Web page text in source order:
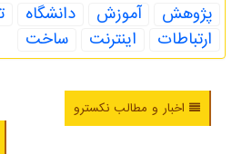
پژوهش آموزش دانشگاه
ارتباطات
اینترنت ساخت
اخبار و مطالب نکسترو